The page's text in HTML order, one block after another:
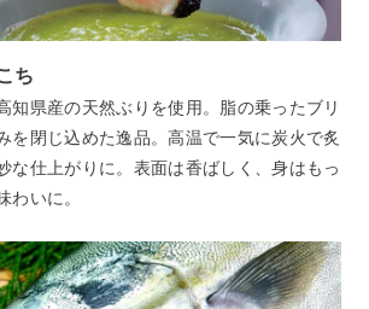
ち
知県産の天然ぶりを使用。脂の乗ったブリ
を閉じ込めた逸品。高温で一気に炭火で炙
な仕上がりに。表面は香ばしく、身はもっ
わいに。